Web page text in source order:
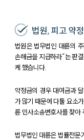
법원, 피고 약
법원은 법무법인 대륜의
손해금을 지급하라”는 판
케 했습니다.
약정금의 경우 대여금과
가 많기 때문에 다툴 요소
륜 민사소송변호사를 찾아
법무법인 대륜은 법률전문